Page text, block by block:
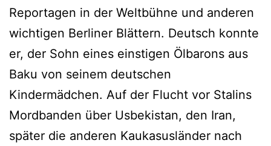
Reportagen in der Weltbühne und anderen
wichtigen Berliner Blättern. Deutsch konnte
er, der Sohn eines einstigen Ölbarons aus
Baku von seinem deutschen
Kindermädchen. Auf der Flucht vor Stalins
Mordbanden über Usbekistan, den Iran,
später die anderen Kaukasusländer nach